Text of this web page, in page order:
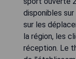
disponibles
sur les
la région, les
réception. Le